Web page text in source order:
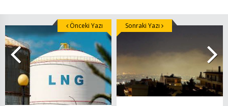
Önceki Yazı Sonraki Yazı